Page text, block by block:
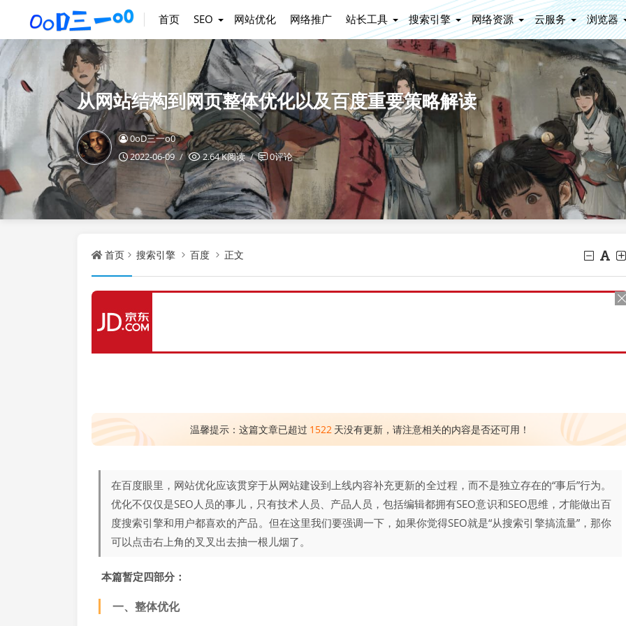
首页 SEO 网站优化 网络推广 站长工具 搜索引擎 网络资源 云服务 浏览器
从网站结构到网页整体优化以及百度重要策略解读
0oD三一o0
2022-06-09
2.64 K阅读 0评论
首页 搜索引擎 百度 正文
温馨提示：这篇文章已超过 1522 天没有更新，请注意相关的内容是否还可用！
在百度眼里，网站优化应该贯穿于从网站建设到上线内容补充更新的全过程，而不是独立存在的“事后”行为。
优化不仅仅是SEO人员的事儿，只有技术人员、产品人员，包括编辑都拥有SEO意识和SEO思维，才能做出百
度搜索引擎和用户都喜欢的产品。但在这里我们要强调一下，如果你觉得SEO就是“从搜索引擎搞流量”，那你
可以点击右上角的叉叉出去抽一根儿烟了。
本篇暂定四部分：
一、整体优化